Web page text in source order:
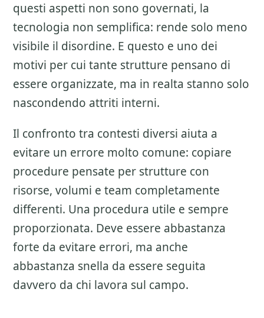
questi aspetti non sono governati, la
tecnologia non semplifica: rende solo meno
visibile il disordine. E questo e uno dei
motivi per cui tante strutture pensano di
essere organizzate, ma in realta stanno solo
nascondendo attriti interni.
Il confronto tra contesti diversi aiuta a
evitare un errore molto comune: copiare
procedure pensate per strutture con
risorse, volumi e team completamente
differenti. Una procedura utile e sempre
proporzionata. Deve essere abbastanza
forte da evitare errori, ma anche
abbastanza snella da essere seguita
davvero da chi lavora sul campo.